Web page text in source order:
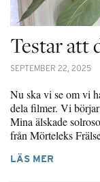
Testar att
SEPTEMBER 22, 2025
Nu ska vi se om vi
dela filmer. Vi
Mina älskade
från Mörteleks
LÄS MER